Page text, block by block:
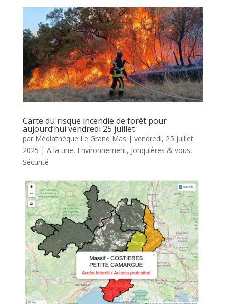
Carte du risque incendie de forêt pour
aujourd’hui vendredi 25 juillet
par Médiathèque Le Grand Mas | vendredi, 25 juillet
2025 | A la une, Environnement, Jonquières & vous,
Sécurité